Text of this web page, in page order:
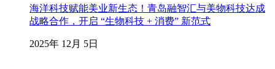
海洋科技赋能美业新生态！青岛融智汇与美物科技达成
战略合作，开启 “生物科技 + 消费” 新范式
2025年 12月 5日